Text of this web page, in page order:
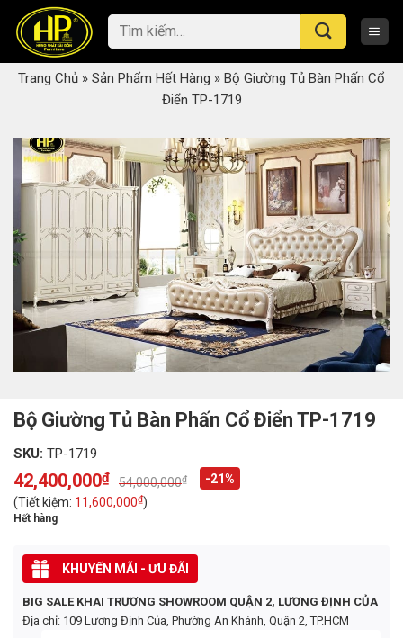
content
Tìm
kiếm:
Trang Chủ » Sản Phẩm Hết Hàng » Bộ Giường Tủ Bàn Phấn Cổ
Điển TP-1719
Bộ Giường Tủ Bàn Phấn Cổ Điển TP-1719
SKU: TP-1719
54,000,000₫
Original
price
was:
54,000,000₫.
42,400,000₫
Current
price
is:
42,400,000₫.
-21%
(Tiết kiệm: 11,600,000₫)
Hết hàng
KHUYẾN MÃI - ƯU ĐÃI
BIG SALE KHAI TRƯƠNG SHOWROOM QUẬN 2, LƯƠNG ĐỊNH CỦA
Địa chỉ: 109 Lương Định Của, Phường An Khánh, Quận 2, TP.HCM